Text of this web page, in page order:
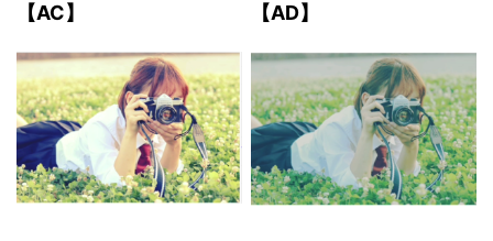
【AC】 【AD】